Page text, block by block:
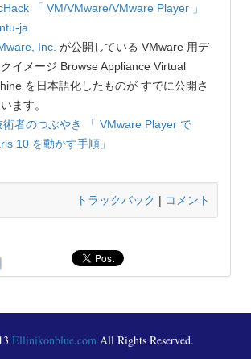
「 VM/VMware/VMware Player 」
ja
Inc. が公開している VMware 用デ
クイメージ Browse Appliance Virtual
を日本語化したものが すでに公開さ
ます。
術者のつぶやき
「 VMware Player で
10 を動かす手順」
トラックバック | コメント
Ellinikonblue.com All Rights Reserved.